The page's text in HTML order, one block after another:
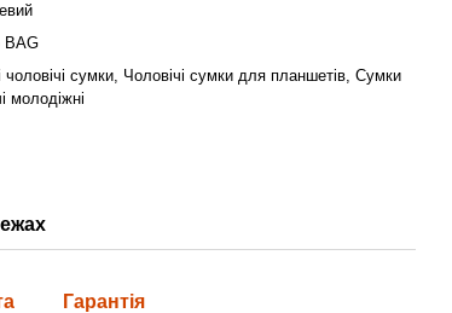
BAG
чоловічі сумки, Чоловічі сумки для планшетів, Сумки
молодіжні
Гарантія